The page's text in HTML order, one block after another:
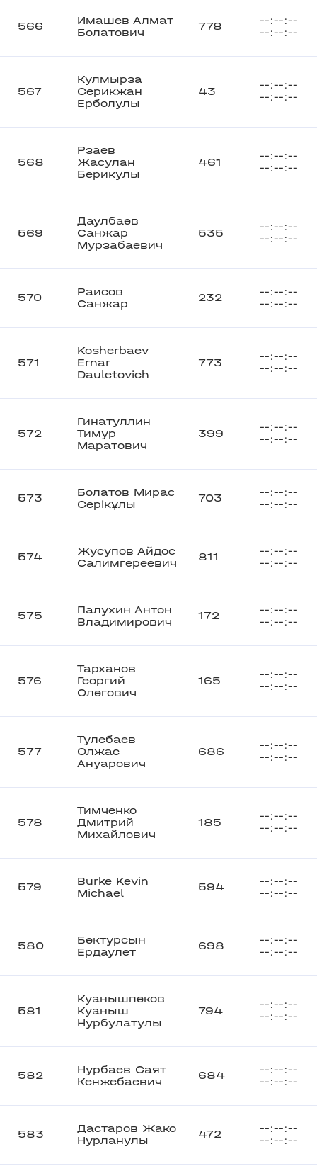
566
Имашев Алмат
Болатович
778
--:--:--
--:--:--
567
Кулмырза
Серикжан
Ерболулы
43
--:--:--
--:--:--
568
Рзаев
Жасулан
Берикулы
461
--:--:--
--:--:--
569
Даулбаев
Санжар
Мурзабаевич
535
--:--:--
--:--:--
570
Раисов
Санжар
232
--:--:--
--:--:--
571
Kosherbaev
Ernar
Dauletovich
773
--:--:--
--:--:--
572
Гинатуллин
Тимур
Маратович
399
--:--:--
--:--:--
573
Болатов Мирас
Серікұлы
703
--:--:--
--:--:--
574
Жусупов Айдос
Салимгереевич
811
--:--:--
--:--:--
575
Палухин Антон
Владимирович
172
--:--:--
--:--:--
576
Тарханов
Георгий
Олегович
165
--:--:--
--:--:--
577
Тулебаев
Олжас
Ануарович
686
--:--:--
--:--:--
578
Тимченко
Дмитрий
Михайлович
185
--:--:--
--:--:--
579
Burke Kevin
Michael
594
--:--:--
--:--:--
580
Бектурсын
Ердаулет
698
--:--:--
--:--:--
581
Куанышпеков
Куаныш
Нурбулатулы
794
--:--:--
--:--:--
582
Нурбаев Саят
Кенжебаевич
684
--:--:--
--:--:--
583
Дастаров Жако
Нурланулы
472
--:--:--
--:--:--